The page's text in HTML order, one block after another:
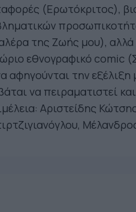
(Ερωτόκριτος),
της Ζωής μου),
εθνογραφικό comic
αφηγούνται την εξέλιξη
να πειραματιστεί
Αριστείδης